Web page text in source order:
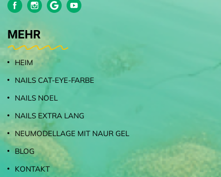
MEHR
HEIM
NAILS CAT-EYE-FARBE
NAILS NOEL
NAILS EXTRA LANG
NEUMODELLAGE MIT NAUR GEL
BLOG
KONTAKT